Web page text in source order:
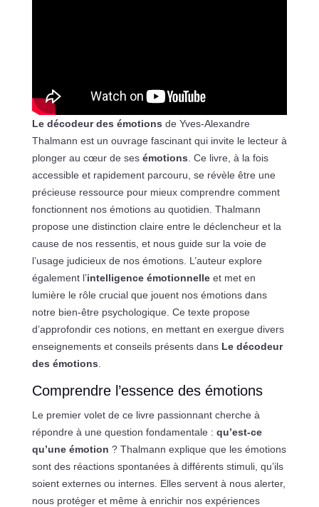
Le décodeur des émotions de Yves-Alexandre
Thalmann est un ouvrage fascinant qui invite le lecteur à
plonger au cœur de ses émotions . Ce livre, à la fois
accessible et rapidement parcouru, se révèle être une
précieuse ressource pour mieux comprendre comment
fonctionnent nos émotions au quotidien. Thalmann
propose une distinction claire entre le déclencheur et la
cause de nos ressentis, et nous guide sur la voie de
l’usage judicieux de nos émotions. L’auteur explore
également l’intelligence émotionnelleet met en
lumière le rôle crucial que jouent nos émotions dans
notre bien-être psychologique. Ce texte propose
d’approfondir ces notions, en mettant en exergue divers
enseignements et conseils présents dans Le décodeur
des émotions
Comprendre l’essence des émotions
Le premier volet de ce livre passionnant cherche à
répondre à une question fondamentale : qu’est-ce
qu’une émotion ? Thalmann explique que les émotions
sont des réactions spontanées à différents stimuli, qu’ils
soient externes ou internes. Elles servent à nous alerter,
nous protéger et même à enrichir nos expériences